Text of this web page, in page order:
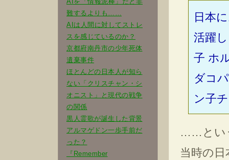
難するよりも……
AIは人間に対してストレ
スを感じているのか？
京都府南丹市の少年死体
遺棄事件
ほとんどの日本人が知ら
ない「クリスチャン・シ
オニスト」と現代の戦争
の関係
黒人霊歌が誕生した背景
アルマゲドン一歩手前だ
った？
『Remember
日本
活躍
子 ホ
ダコ
ン子
……とい
当時の